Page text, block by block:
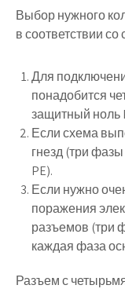
Выбор нужного
в соответствии
Для
понадобится
защитный ноль
Если схема
гнезд (три
PE).
Если нужно
поражения
разъемов (три
каждая фаза
Разъем с